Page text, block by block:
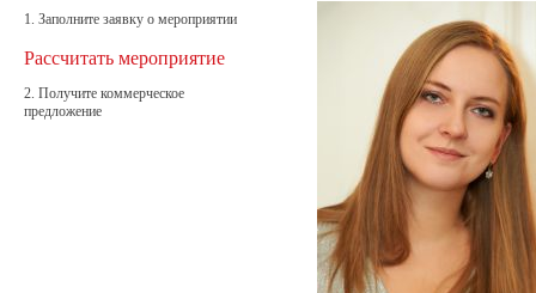
1. Заполните заявку о мероприятии
Рассчитать мероприятие
2. Получите коммерческое
предложение